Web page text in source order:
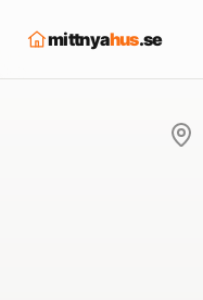
mittnyahus.se